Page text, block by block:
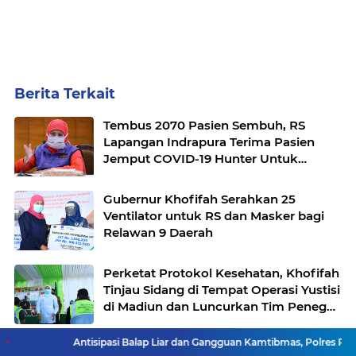
Berita Terkait
Tembus 2070 Pasien Sembuh, RS
Lapangan Indrapura Terima Pasien
Jemput COVID-19 Hunter Untuk
Gubernur Khofifah Serahkan 25
Ventilator untuk RS dan Masker bagi
Relawan 9 Daerah
Perketat Protokol Kesehatan, Khofifah
Tinjau Sidang di Tempat Operasi Yustisi
di Madiun dan Luncurkan Tim Penegak
Gubernur Khofifah Lepas Tim Hunter
Antisipasi Balap Liar dan Gangguan Kamtibmas, Polres